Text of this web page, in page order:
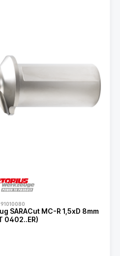
SARACut MC-R 1,5xD 8mm
0402..ER)